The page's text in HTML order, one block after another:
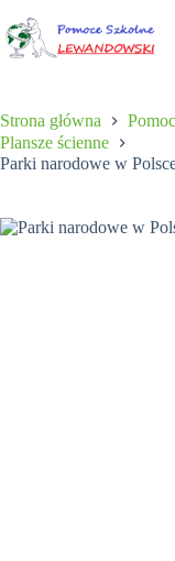
do
treści
Strona główna
Plansze ścienne
Parki narodowe w